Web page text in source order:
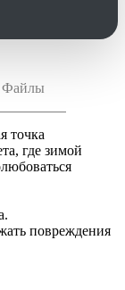
точка
где зимой
повреждения
Файлы